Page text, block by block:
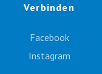
Verbinden
Facebook
Instagram